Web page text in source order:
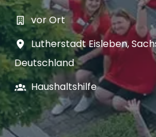
vor Ort
Lutherstadt Eisleben,
Deutschland
Haushaltshilfe